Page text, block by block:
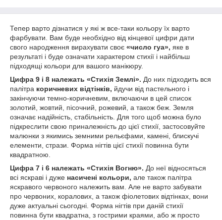
Тепер варто дізнатися у які ж все-таки кольору їх варто
фарбувати. Вам буде необхідно від кінцевої цифри дати
свого народження вирахувати своє «число гуа», яке в
результаті і буде означати характером стихії і найбільш
підходящі кольори для вашого манікюру.
Цифра 9 і 8 належать «Стихія Землі». До них підходить вся
палітра коричневих відтінків, йдучи від пастельного і
закінчуючи темно-коричневим, включаючи в цей список
золотий, жовтий, пісочний, рожевий, а також беж. Земля
означає надійність, стабільність. Для того щоб можна було
підкреслити свою приналежність до цієї стихії, застосовуйте
малюнки з якимись земними рельєфами, камені, блискучі
елементи, стрази. Форма нігтів цієї стихії повинна бути
квадратною.
Цифра 7 і 6 належать «Стихія Вогню». До неї відносяться
всі яскраві і дуже насичені кольори, але також палітра
яскравого червоного належить вам. Але не варто забувати
про червоних, коралових, а також фіолетових відтінках, вони
дуже актуальні сьогодні. Форма нігтів при даній стихії
повинна бути квадратна, з гострими краями, або ж просто